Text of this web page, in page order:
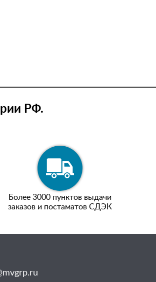
РФ.
Более 3000 пунктов выдачи
заказов и постаматов СДЭК